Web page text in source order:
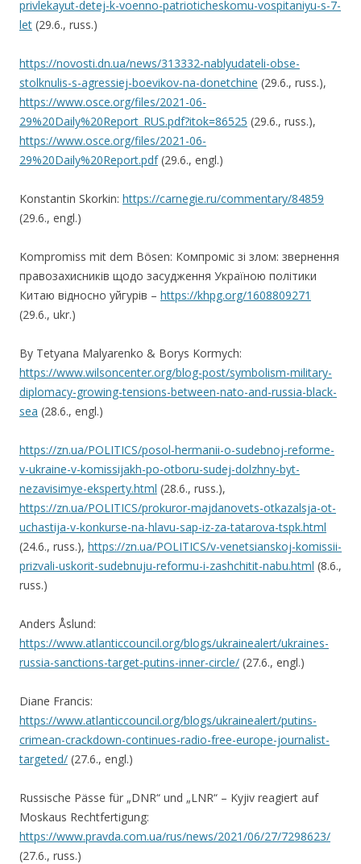
privlekayut-detej-k-voenno-patrioticheskomu-vospitaniyu-s-7-
let (29.6., russ.)
https://novosti.dn.ua/news/313332-nablyudateli-obse-
stolknulis-s-agressiej-boevikov-na-donetchine (29.6., russ.),
https://www.osce.org/files/2021-06-
29%20Daily%20Report_RUS.pdf?itok=86525 (29.6., russ.),
https://www.osce.org/files/2021-06-
29%20Daily%20Report.pdf(29.6., engl.)
Konstantin Skorkin: https://carnegie.ru/commentary/84859
(29.6., engl.)
Kompromiss mit dem Bösen: Компроміс зі злом: звернення
правозахисників щодо засудження Україною політики
Китаю відносно уйгурів – https://khpg.org/1608809271
(29.6., ukr.)
By Tetyana Malyarenko & Borys Kormych:
https://www.wilsoncenter.org/blog-post/symbolism-military-
diplomacy-growing-tensions-between-nato-and-russia-black-
sea (28.6., engl.)
https://zn.ua/POLITICS/posol-hermanii-o-sudebnoj-reforme-
v-ukraine-v-komissijakh-po-otboru-sudej-dolzhny-byt-
nezavisimye-eksperty.html (28.6., russ.),
https://zn.ua/POLITICS/prokuror-majdanovets-otkazalsja-ot-
uchastija-v-konkurse-na-hlavu-sap-iz-za-tatarova-tspk.html
(24.6., russ.), https://zn.ua/POLITICS/v-venetsianskoj-komissii-
prizvali-uskorit-sudebnuju-reformu-i-zashchitit-nabu.html (8.6.,
russ.)
Anders Åslund:
https://www.atlanticcouncil.org/blogs/ukrainealert/ukraines-
russia-sanctions-target-putins-inner-circle/ (27.6., engl.)
Diane Francis:
https://www.atlanticcouncil.org/blogs/ukrainealert/putins-
crimean-crackdown-continues-radio-free-europe-journalist-
targeted/ (27.6., engl.)
Russische Pässe für „DNR“ und „LNR“ – Kyjiv reagiert auf
Moskaus Rechtfertigung:
https://www.pravda.com.ua/rus/news/2021/06/27/7298623/
(27.6., russ.)